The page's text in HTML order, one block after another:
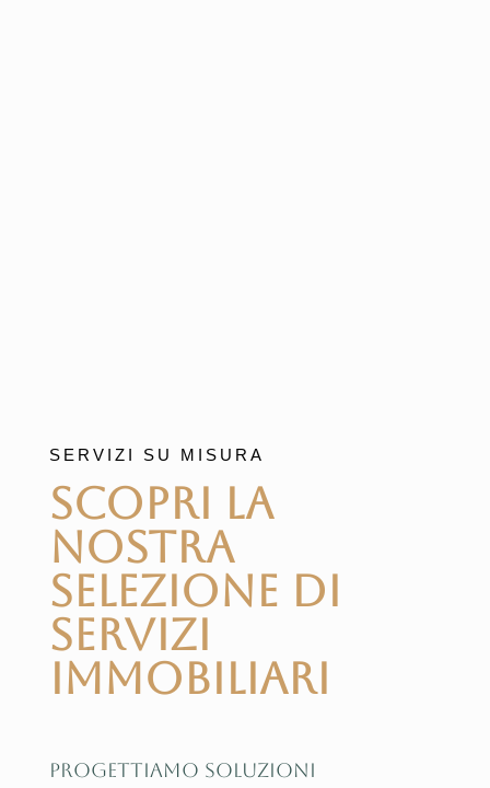
SERVIZI SU MISURA
Scopri la
Nostra
Selezione di
Servizi
Immobiliari
Progettiamo soluzioni